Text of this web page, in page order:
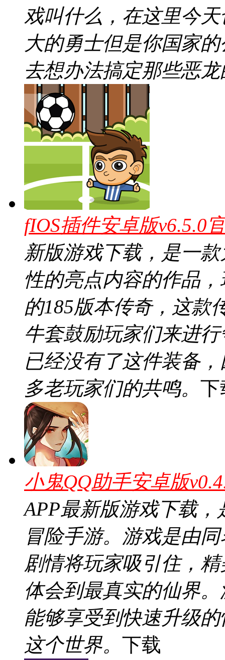
戏叫什么，在这里今
大的勇士但是你国家
去想办法搞定那些恶
fIOS插件安卓版v6.5.0
新版游戏下载，是一
性的亮点内容的作品
的185版本传奇，这款
牛套鼓励玩家们来进
已经没有了这件装备
多老玩家们的共鸣。 下
小鬼QQ助手安卓版
APP最新版游戏下载
冒险手游。游戏是由
剧情将玩家吸引住，
体会到最真实的仙界
能够享受到快速升级
这个世界。 下载